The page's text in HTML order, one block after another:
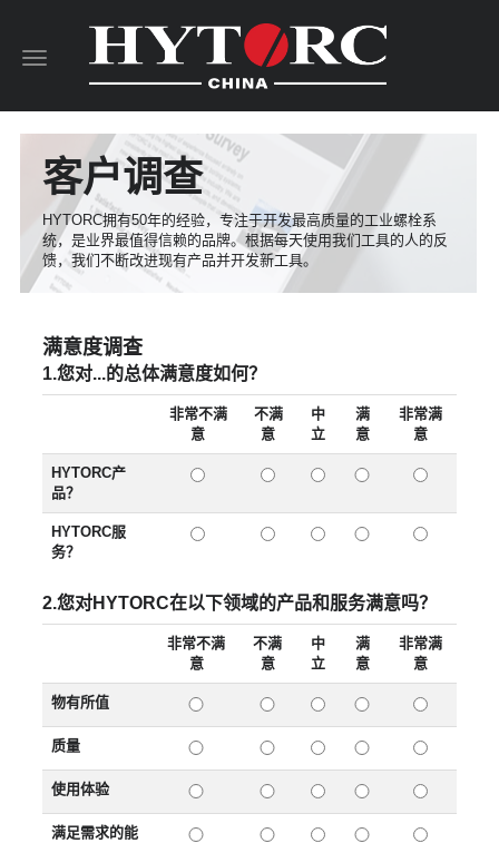
Toggle
客户调查
HYTORC拥有50年的经验，专注于开发最高质量的工业螺栓系
统，是业界最值得信赖的品牌。根据每天使用我们工具的人的反
馈，我们不断改进现有产品并开发新工具。
满意度调查
1.您对...的总体满意度如何？
非常不满
意
不满
意
中
立
满
意
非常满
意
HYTORC产
品？
HYTORC服
务？
2.您对HYTORC在以下领域的产品和服务满意吗？
非常不满
意
不满
意
中
立
满
意
非常满
意
物有所值
质量
使用体验
满足需求的能